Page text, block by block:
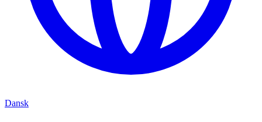
Dansk